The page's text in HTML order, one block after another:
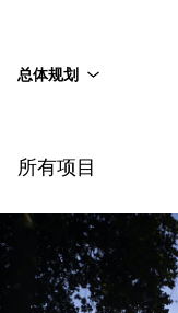
总体规划
所有项目